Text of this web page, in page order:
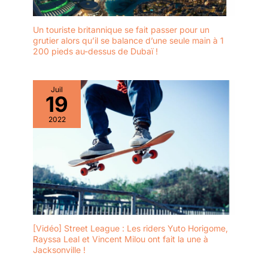
Un touriste britannique se fait passer pour un
grutier alors qu’il se balance d’une seule main à 1
200 pieds au-dessus de Dubaï !
Juil
19
2022
[Vidéo] Street League : Les riders Yuto Horigome,
Rayssa Leal et Vincent Milou ont fait la une à
Jacksonville !